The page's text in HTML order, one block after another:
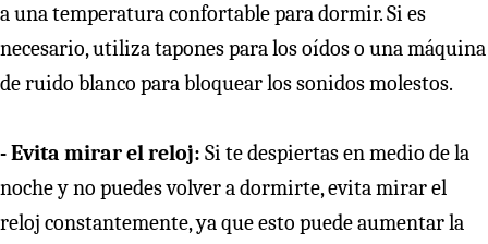
a una temperatura confortable para dormir. Si es
necesario, utiliza tapones para los oídos o una máquina
de ruido blanco para bloquear los sonidos molestos.
- Evita mirar el reloj: Si te despiertas en medio de la
noche y no puedes volver a dormirte, evita mirar el
reloj constantemente, ya que esto puede aumentar la